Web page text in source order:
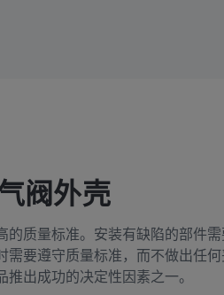
阀外壳
的质量标准。安装有缺陷的部件
需要遵守质量标准，而不做出任
出成功的决定性因素之一。